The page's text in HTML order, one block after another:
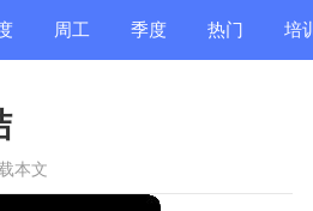
周工 季度 热门 培训
本文